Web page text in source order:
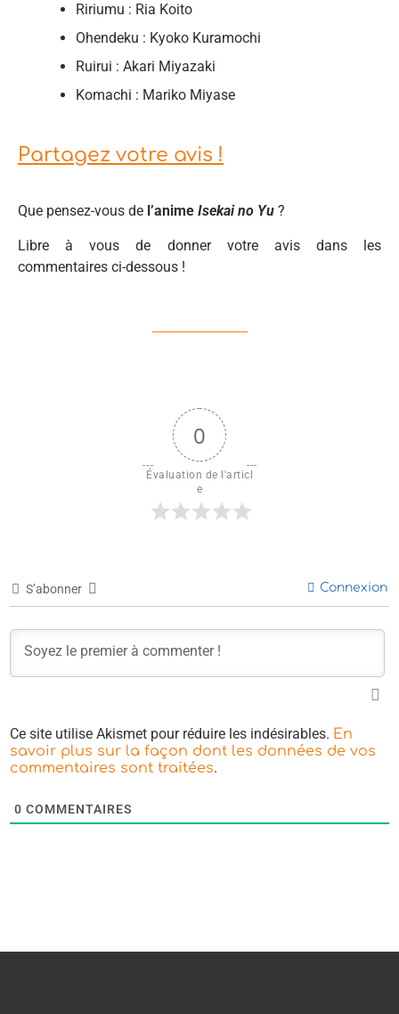
Ririumu : Ria Koito
Ohendeku : Kyoko Kuramochi
Ruirui : Akari Miyazaki
Komachi : Mariko Miyase
Partagez votre avis !
Que pensez-vous de l’anime Isekai no Yu ?
Libre à vous de donner votre avis dans les
commentaires ci-dessous !
0
Évaluation de l'articl
e
S’abonner Connexion
Ce site utilise Akismet pour réduire les indésirables. En
savoir plus sur la façon dont les données de vos
commentaires sont traitées.
0 COMMENTAIRES